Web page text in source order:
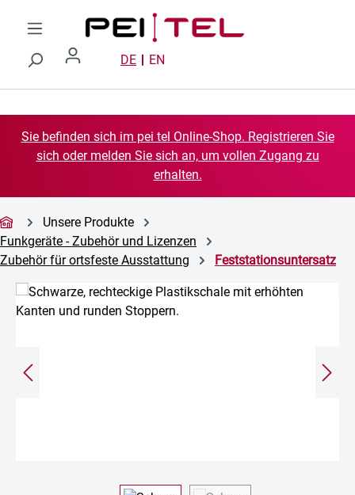
Zum Hauptinhalt springen
DE EN
Sie befinden sich im pei tel Online-Shop. Registrieren Sie
sich oder melden Sie sich an, um vollen Zugang zu
erhalten.
Unsere Produkte
Funkgeräte - Zubehör und Lizenzen
Zubehör für ortsfeste Ausstattung
Feststationsuntersatz
Bildergalerie überspringen